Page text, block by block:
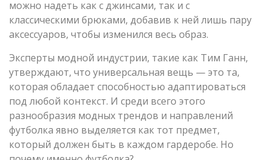
можно надеть как с джинсами, так и с
классическими брюками, добавив к ней лишь пару
аксессуаров, чтобы изменился весь образ.
Эксперты модной индустрии, такие как Тим Ганн,
утверждают, что универсальная вещь — это та,
которая обладает способностью адаптироваться
под любой контекст. И среди всего этого
разнообразия модных трендов и направлений
футболка явно выделяется как тот предмет,
который должен быть в каждом гардеробе. Но